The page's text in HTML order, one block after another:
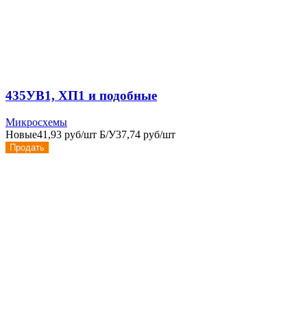
435УВ1, ХП1 и подобные
Микросхемы
Новые41,93 руб/шт Б/У37,74 руб/шт
Продать